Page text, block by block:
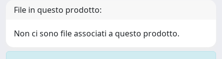
File in questo prodotto:
Non ci sono file associati a questo prodotto.